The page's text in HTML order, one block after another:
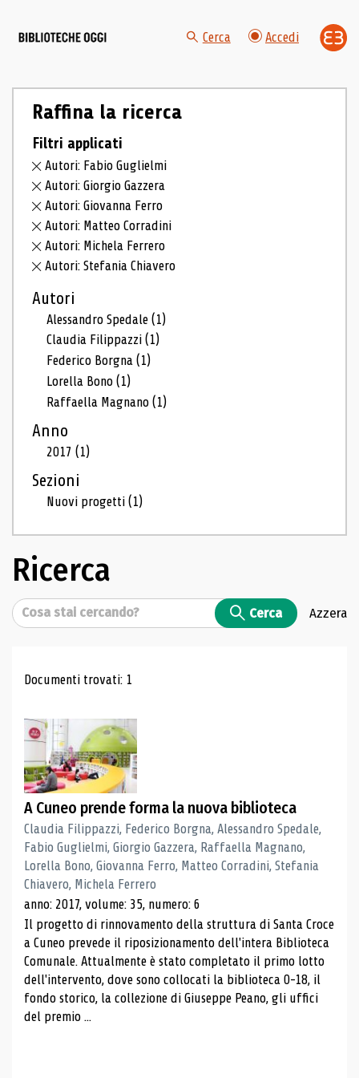
Cerca Accedi
Raffina la ricerca
Filtri applicati
Autori: Fabio Guglielmi
Autori: Giorgio Gazzera
Autori: Giovanna Ferro
Autori: Matteo Corradini
Autori: Michela Ferrero
Autori: Stefania Chiavero
Autori
Alessandro Spedale(1)
Claudia Filippazzi(1)
Federico Borgna(1)
Lorella Bono(1)
Raffaella Magnano(1)
Anno
2017(1)
Sezioni
Nuovi progetti(1)
Ricerca
Cerca Cerca Azzera
Risultati di ricerca
Documenti trovati: 1
A Cuneo prende forma la nuova biblioteca
Claudia Filippazzi, Federico Borgna, Alessandro Spedale,
Fabio Guglielmi, Giorgio Gazzera, Raffaella Magnano,
Lorella Bono, Giovanna Ferro, Matteo Corradini, Stefania
Chiavero, Michela Ferrero
anno: 2017, volume: 35, numero: 6
Il progetto di rinnovamento della struttura di Santa Croce
a Cuneo prevede il riposizionamento dell'intera Biblioteca
Comunale. Attualmente è stato completato il primo lotto
dell'intervento, dove sono collocati la biblioteca 0-18, il
fondo storico, la collezione di Giuseppe Peano, gli uffici
del premio ...